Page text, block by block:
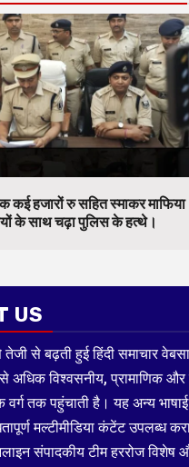
कई हजारों रु सहित स्माकर माफिया
के साथ चढ़ा पुलिस के हत्थे।
US
से बढ़ती हुई हिंदी समाचार
अधिक विश्वसनीय, प्रामाणिक और
वर्ग तक पहुंचाती है। यह अन्य
मल्टीमीडिया कंटेंट उपलब्ध
संपादकीय टीम हररोज विशेष